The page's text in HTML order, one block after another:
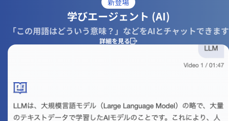
学びエージェント (AI)
「この用語はどういう意味？」などをAIとチャットできます
詳細を見る